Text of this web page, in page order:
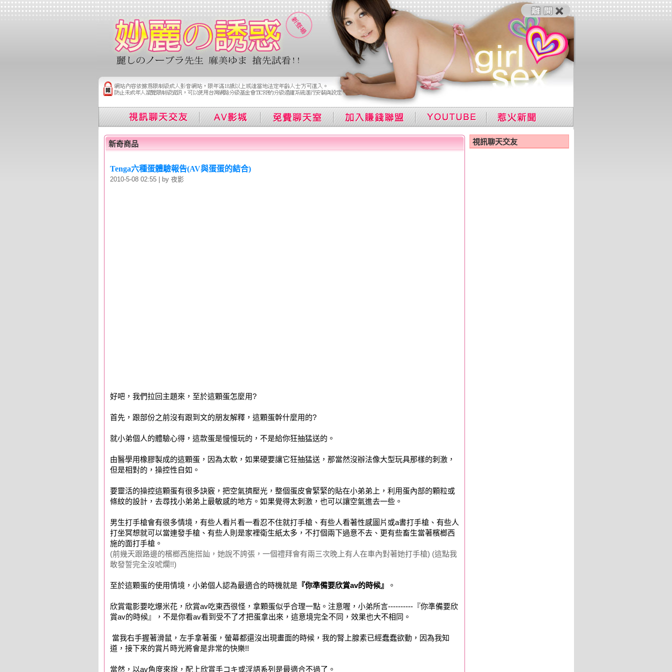
新奇商品
Tenga六種蛋體驗報告(AV與蛋蛋的結合)
2010-5-08 02:55 | by 夜影
好吧，我們拉回主題來，至於這顆蛋怎麼用?
首先，跟部份之前沒有跟到文的朋友解釋，這顆蛋幹什麼用的?
就小弟個人的體驗心得，這款蛋是慢慢玩的，不是給你狂抽猛送的。
由醫學用橡膠製成的這顆蛋，因為太軟，如果硬要讓它狂抽猛送，那當然沒辦法像大型玩具那樣的刺激，
但是相對的，操控性自如。
要靈活的操控這顆蛋有很多訣竅，把空氣擠壓光，整個蛋皮會緊緊的貼在小弟弟上，利用蛋內部的顆粒或
條紋的設計，去尋找小弟弟上最敏感的地方。如果覺得太刺激，也可以讓空氣進去一些。
男生打手槍會有很多情境，有些人看片看一看忍不住就打手槍、有些人看著性感圖片或a書打手槍、有些人
打坐冥想就可以當連發手槍、有些人則是家裡衛生紙太多，不打個兩下過意不去、更有些畜生當著檳榔西
施的面打手槍。
(前幾天跟路邊的檳榔西施搭訕，她說不誇張，一個禮拜會有兩三次晚上有人在車內對著她打手槍) (這點我
敢發誓完全沒唬爛!!)
至於這顆蛋的使用情境，小弟個人認為最適合的時機就是『你準備要欣賞av的時候』 。
欣賞電影要吃爆米花，欣賞av吃東西很怪，拿顆蛋似乎合理一點。注意喔，小弟所言----------『你準備要欣
賞av的時候』，不是你看av看到受不了才把蛋拿出來，這意境完全不同，效果也大不相同。
當我右手握著滑鼠，左手拿著蛋，螢幕都還沒出現畫面的時候，我的腎上腺素已經蠢蠢欲動，因為我知
道，接下來的賞片時光將會是非常的快樂!!
當然，以av角度來說，配上欣賞手コキ或淫語系列是最適合不過了。
視訊聊天交友